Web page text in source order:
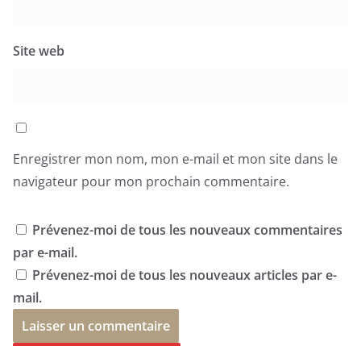
Site web
Enregistrer mon nom, mon e-mail et mon site dans le
navigateur pour mon prochain commentaire.
Prévenez-moi de tous les nouveaux commentaires
par e-mail.
Prévenez-moi de tous les nouveaux articles par e-
mail.